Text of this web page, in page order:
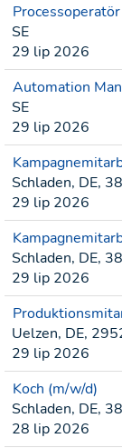
SE
29 lip 2026
Automation
SE
29 lip 2026
Schladen, DE,
29 lip 2026
Schladen, DE,
29 lip 2026
Uelzen, DE,
29 lip 2026
Koch (m/w/d)
Schladen, DE,
28 lip 2026